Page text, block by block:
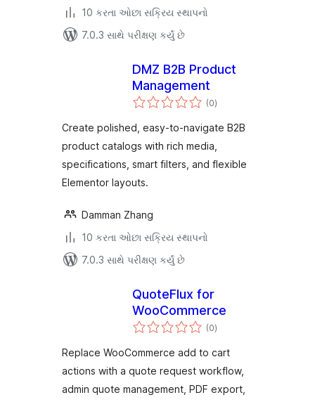
10 કરતા ઓછા સક્રિય સ્થાપનો
7.0.3 સાથે પરીક્ષણ કર્યું છે
DMZ B2B Product
Management
(0કુલ
રેટિંગ્સ
)
Create polished, easy-to-navigate B2B
product catalogs with rich media,
specifications, smart filters, and flexible
Elementor layouts.
Damman Zhang
10 કરતા ઓછા સક્રિય સ્થાપનો
7.0.3 સાથે પરીક્ષણ કર્યું છે
QuoteFlux for
WooCommerce
(0કુલ
રેટિંગ્સ
)
Replace WooCommerce add to cart
actions with a quote request workflow,
admin quote management, PDF export,